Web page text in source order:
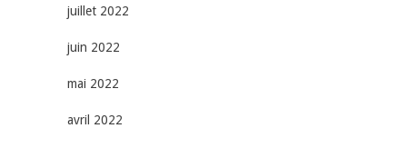
juillet 2022
juin 2022
mai 2022
avril 2022